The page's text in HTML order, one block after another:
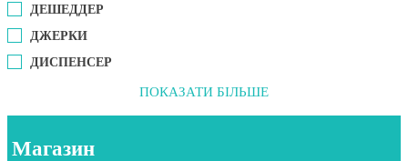
ДЕШЕДДЕР
ДЖЕРКИ
ДИСПЕНСЕР
ПОКАЗАТИ БІЛЬШЕ
Магазин